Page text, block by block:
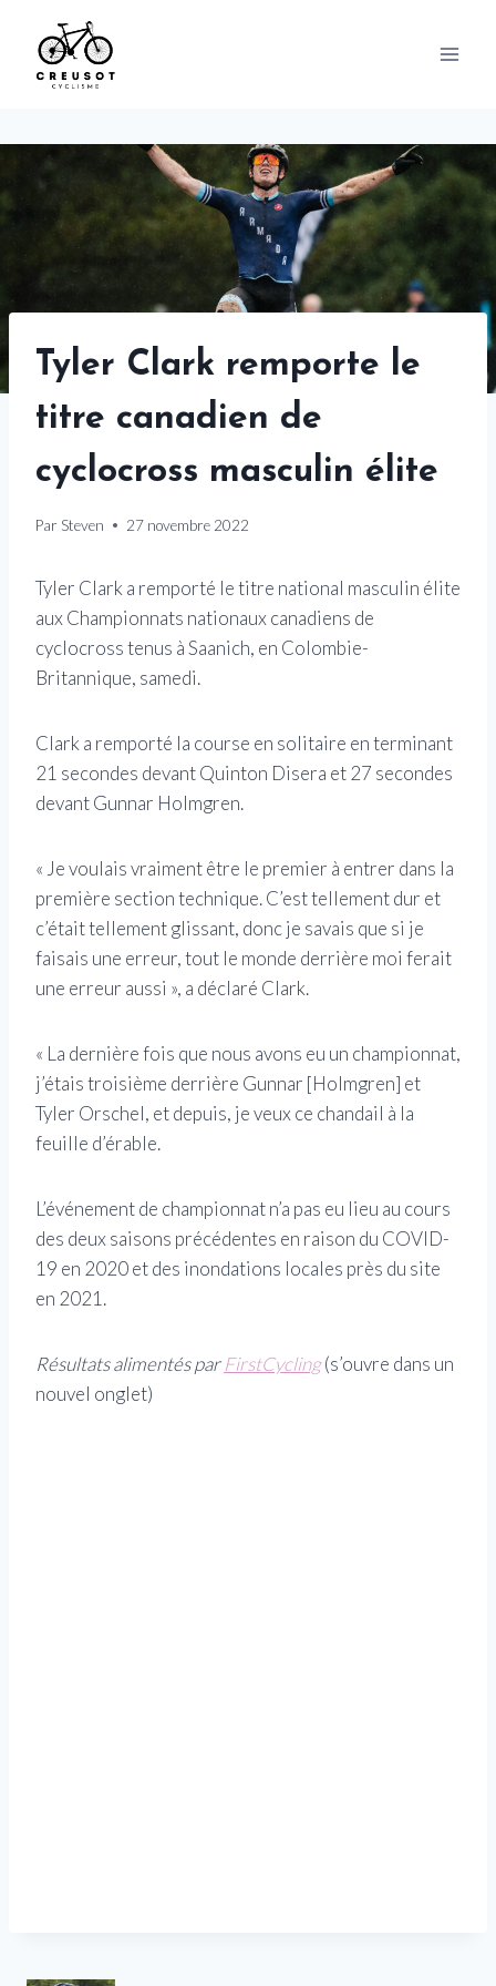
content
Tyler Clark remporte le
titre canadien de
cyclocross masculin élite
Par Steven 27 novembre 2022
Tyler Clark a remporté le titre national masculin élite
aux Championnats nationaux canadiens de
cyclocross tenus à Saanich, en Colombie-
Britannique, samedi.
Clark a remporté la course en solitaire en terminant
21 secondes devant Quinton Disera et 27 secondes
devant Gunnar Holmgren.
« Je voulais vraiment être le premier à entrer dans la
première section technique. C’est tellement dur et
c’était tellement glissant, donc je savais que si je
faisais une erreur, tout le monde derrière moi ferait
une erreur aussi », a déclaré Clark.
« La dernière fois que nous avons eu un championnat,
j’étais troisième derrière Gunnar [Holmgren] et
Tyler Orschel, et depuis, je veux ce chandail à la
feuille d’érable.
L’événement de championnat n’a pas eu lieu au cours
des deux saisons précédentes en raison du COVID-
19 en 2020 et des inondations locales près du site
en 2021.
Résultats alimentés parFirstCycling(s’ouvre dans un
nouvel onglet)